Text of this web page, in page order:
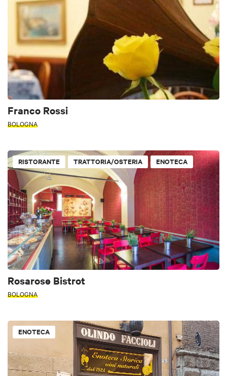
Franco Rossi
BOLOGNA
RISTORANTE TRATTORIA/OSTERIA ENOTECA
Rosarose Bistrot
BOLOGNA
ENOTECA